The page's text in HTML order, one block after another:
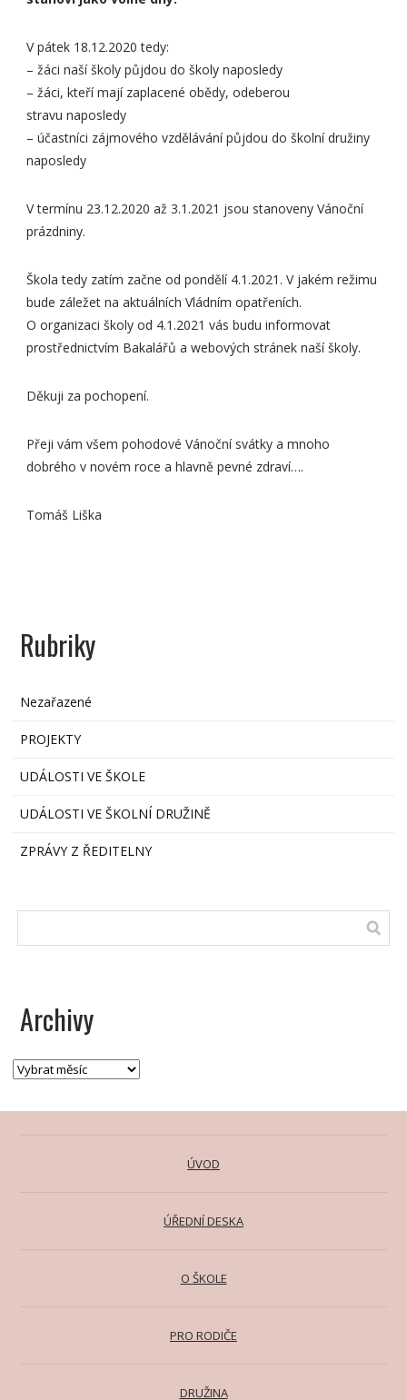
V pátek 18.12.2020 tedy:
– žáci naší školy půjdou do školy naposledy
– žáci, kteří mají zaplacené obědy, odeberou
stravu naposledy
– účastníci zájmového vzdělávání půjdou do školní družiny
naposledy
​V termínu 23.12.2020 až 3.1.2021 jsou stanoveny Vánoční
prázdniny.
Škola tedy zatím začne od pondělí 4.1.2021​. V jakém režimu
bude záležet na aktuálních Vládním opatřeních.
O organizaci školy od 4.1.2021 vás budu informovat
prostřednictvím Bakalářů a webových stránek naší školy.
Děkuji za pochopení.
Přeji vám všem pohodové Vánoční svátky a mnoho
dobrého v novém roce a hlavně pevné zdraví….
Tomáš Liška​
Rubriky
Nezařazené
PROJEKTY
UDÁLOSTI VE ŠKOLE
UDÁLOSTI VE ŠKOLNÍ DRUŽINĚ
ZPRÁVY Z ŘEDITELNY
Archivy
ÚVOD
ÚŘEDNÍ DESKA
O ŠKOLE
PRO RODIČE
DRUŽINA